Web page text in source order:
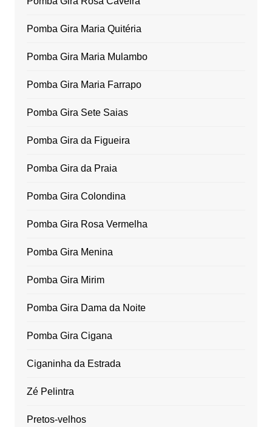
Pomba Gira Maria Quitéria
Pomba Gira Maria Mulambo
Pomba Gira Maria Farrapo
Pomba Gira Sete Saias
Pomba Gira da Figueira
Pomba Gira da Praia
Pomba Gira Colondina
Pomba Gira Rosa Vermelha
Pomba Gira Menina
Pomba Gira Mirim
Pomba Gira Dama da Noite
Pomba Gira Cigana
Ciganinha da Estrada
Zé Pelintra
Pretos-velhos